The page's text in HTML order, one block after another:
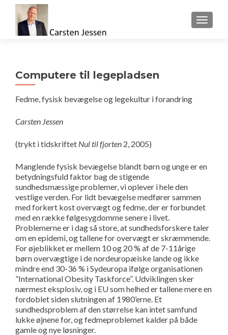
FLIP
Computere til legepladsen
Fedme, fysisk bevægelse og legekultur i forandring
Carsten Jessen
(trykt i tidskriftet Nul til fjorten 2, 2005)
Manglende fysisk bevægelse blandt børn og unge er en
betydningsfuld faktor bag de stigende
sundhedsmæssige problemer, vi oplever i hele den
vestlige verden. For lidt bevægelse medfører sammen
med forkert kost overvægt og fedme, der er forbundet
med en række følgesygdomme senere i livet.
Problemerne er i dag så store, at sundhedsforskere taler
om en epidemi, og tallene for overvægt er skræmmende.
For øjeblikket er mellem 10 og 20 % af de 7-11årige
børn overvægtige i de nordeuropæiske lande og ikke
mindre end 30-36 % i Sydeuropa ifølge organisationen
”International Obesity Taskforce”. Udviklingen sker
nærmest eksplosiv, og i EU som helhed er tallene mere en
fordoblet siden slutningen af 1980’erne. Et
sundhedsproblem af den størrelse kan intet samfund
lukke øjnene for, og fedmeproblemet kalder på både
gamle og nye løsninger.